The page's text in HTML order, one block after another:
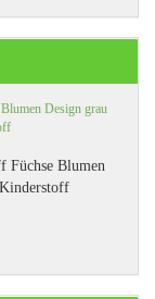
Füchse Blumen